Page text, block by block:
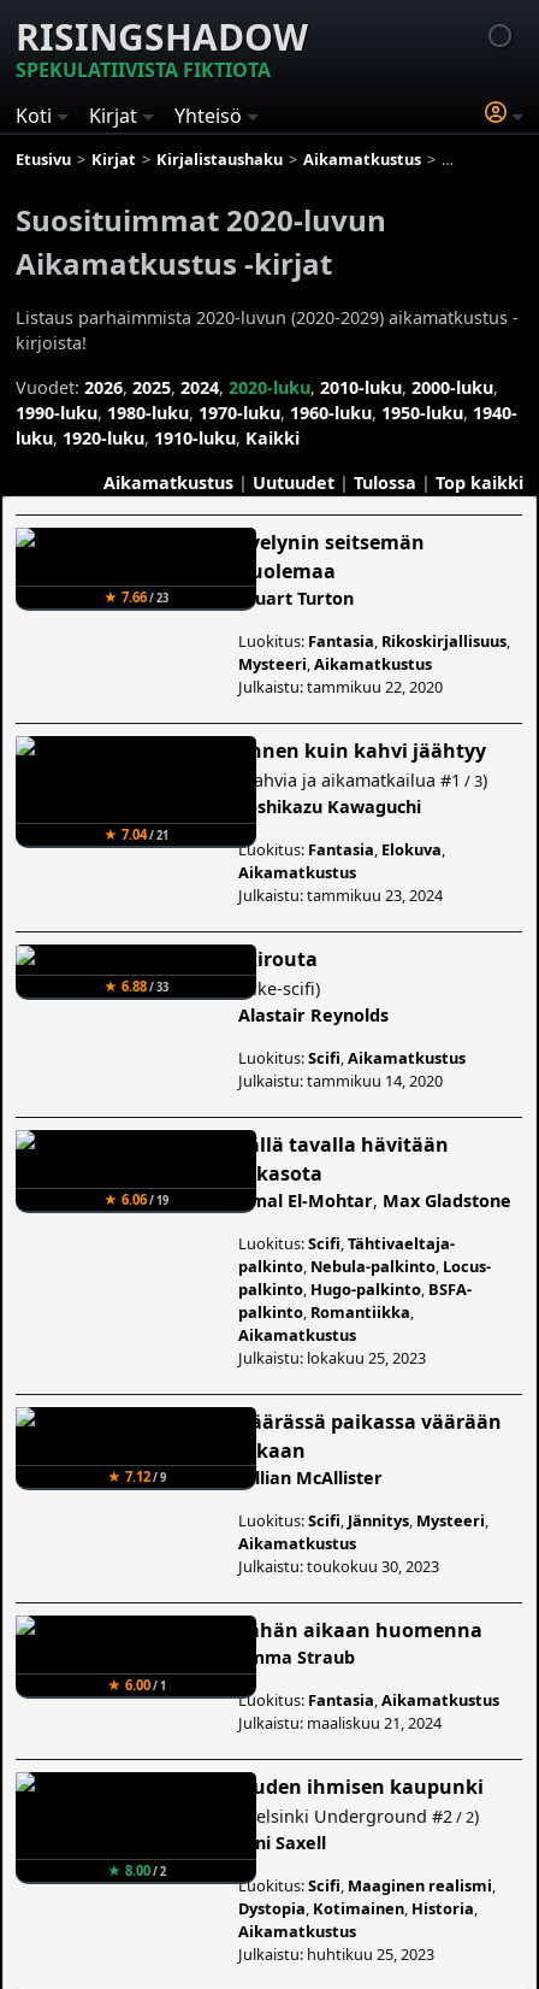
RISINGSHADOW
SPEKULATIIVISTA FIKTIOTA
Koti
Kirjat Yhteisö
Etusivu Kirjat Kirjalistaushaku Aikamatkustus
Suosituimmat 2020-luvun
Aikamatkustus -kirjat
Listaus parhaimmista 2020-luvun (2020-2029) aikamatkustus -
kirjoista!
Vuodet:2026,2025,2024,2020-luku,2010-luku,2000-luku,
1990-luku, 1980-luku, 1970-luku, 1960-luku, 1950-luku, 1940-
luku, 1920-luku, 1910-luku, Kaikki
Aikamatkustus| Uutuudet| Tulossa | Top kaikki
★ 7.66/ 23
Evelynin seitsemän
kuolemaa
Stuart Turton
Luokitus: Fantasia Rikoskirjallisuus
Mysteeri ,Aikamatkustus
Julkaistu: tammikuu 22, 2020
★ 7.04/ 21
Ennen kuin kahvi jäähtyy
Kahvia ja aikamatkailua #1 / 3)
Toshikazu Kawaguchi
Luokitus: Fantasia Elokuva
Aikamatkustus
Julkaistu: tammikuu 23, 2024
★ 6.88/ 33
Ikirouta
Like-scifi)
Alastair Reynolds
Luokitus:Scifi ,Aikamatkustus
Julkaistu: tammikuu 14, 2020
★ 6.06/ 19
Tällä tavalla hävitään
aikasota
Amal El-Mohtar, Max Gladstone
Luokitus:Scifi ,Tähtivaeltaja-
palkinto Nebula-palkinto Locus-
palkinto Hugo-palkinto BSFA-
palkinto Romantiikka
Aikamatkustus
Julkaistu: lokakuu 25, 2023
★ 7.12/ 9
Väärässä paikassa väärään
aikaan
Gillian McAllister
Luokitus:Scifi Jännitys Mysteeri
Aikamatkustus
Julkaistu: toukokuu 30, 2023
★ 6.00/ 1
Tähän aikaan huomenna
Emma Straub
Luokitus: Fantasia ,Aikamatkustus
Julkaistu: maaliskuu 21, 2024
★ 8.00/ 2
Uuden ihmisen kaupunki
Helsinki Underground #2 / 2)
Jani Saxell
Luokitus:Scifi Maaginen realismi
Dystopia Kotimainen Historia
Aikamatkustus
Julkaistu: huhtikuu 25, 2023